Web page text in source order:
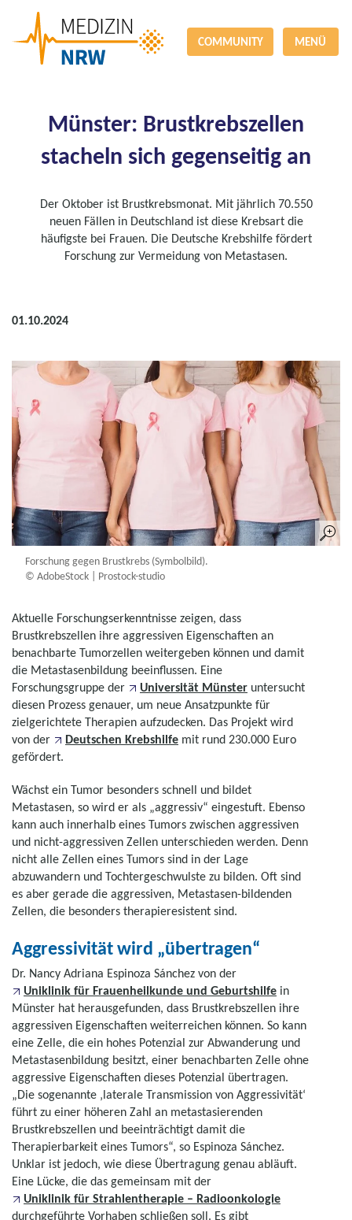
COMMUNITY MENÜ
Münster: Brustkrebszellen
stacheln sich gegenseitig an
Der Oktober ist Brustkrebsmonat. Mit jährlich 70.550
neuen Fällen in Deutschland ist diese Krebsart die
häufigste bei Frauen. Die Deutsche Krebshilfe fördert
Forschung zur Vermeidung von Metastasen.
01.10.2024
Forschung gegen Brustkrebs (Symbolbild).
© AdobeStock | Prostock-studio
Aktuelle Forschungserkenntnisse zeigen, dass
Brustkrebszellen ihre aggressiven Eigenschaften an
benachbarte Tumorzellen weitergeben können und damit
die Metastasenbildung beeinflussen. Eine
Forschungsgruppe der
Universität Münster untersucht
diesen Prozess genauer, um neue Ansatzpunkte für
zielgerichtete Therapien aufzudecken. Das Projekt wird
von der
Deutschen Krebshilfe mit rund 230.000 Euro
gefördert.
Wächst ein Tumor besonders schnell und bildet
Metastasen, so wird er als „aggressiv“ eingestuft. Ebenso
kann auch innerhalb eines Tumors zwischen aggressiven
und nicht-aggressiven Zellen unterschieden werden. Denn
nicht alle Zellen eines Tumors sind in der Lage
abzuwandern und Tochtergeschwulste zu bilden. Oft sind
es aber gerade die aggressiven, Metastasen-bildenden
Zellen, die besonders therapieresistent sind.
Aggressivität wird „übertragen“
Dr. Nancy Adriana Espinoza Sánchez von der
Uniklinik für Frauenheilkunde und Geburtshilfe in
Münster hat herausgefunden, dass Brustkrebszellen ihre
aggressiven Eigenschaften weiterreichen können. So kann
eine Zelle, die ein hohes Potenzial zur Abwanderung und
Metastasenbildung besitzt, einer benachbarten Zelle ohne
aggressive Eigenschaften dieses Potenzial übertragen.
„Die sogenannte ‚laterale Transmission von Aggressivität‘
führt zu einer höheren Zahl an metastasierenden
Brustkrebszellen und beeinträchtigt damit die
Therapierbarkeit eines Tumors“, so Espinoza Sánchez.
Unklar ist jedoch, wie diese Übertragung genau abläuft.
Eine Lücke, die das gemeinsam mit der
Uniklinik für Strahlentherapie – Radioonkologie
durchgeführte Vorhaben schließen soll. Es gibt